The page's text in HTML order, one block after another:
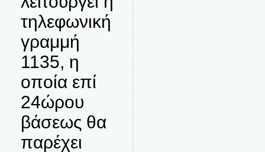
τηλεφωνική
γραμμή
1135, η
οποία επί
24ώρου
βάσεως θα
παρέχει